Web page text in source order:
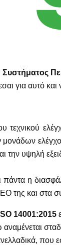
Συστήματος
για αυτό
τεχνικού
την υψηλή
πάντα η
και στα
ISO 14001:2015
αναμένεται
που